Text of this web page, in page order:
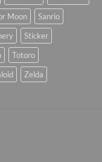
Moon
Sanrio
Sticker
Totoro
Zelda